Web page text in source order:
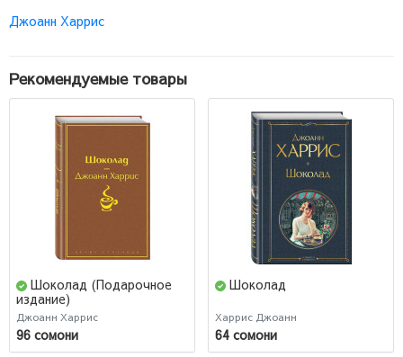
Джоанн Харрис
Рекомендуемые товары
Шоколад (Подарочное
издание)
Джоанн Харрис
96 сомони
Шоколад
Харрис Джоанн
64 сомони